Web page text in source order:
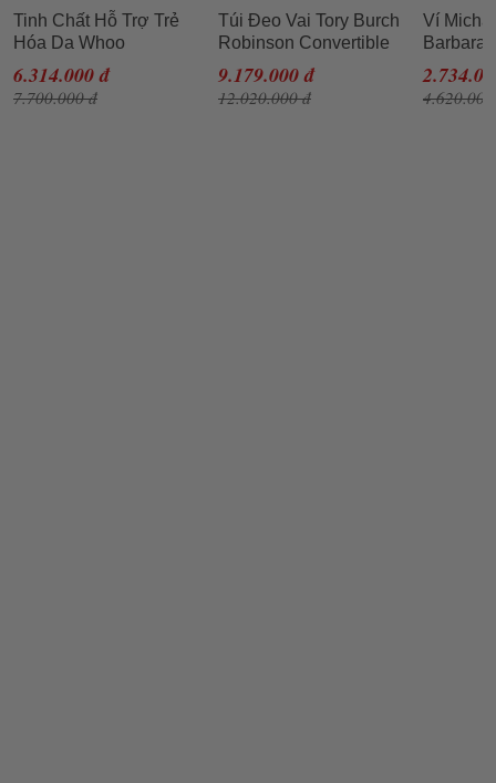
Tinh Chất Hỗ Trợ Trẻ
Hóa Da Whoo
Cheonyuldan
Regenerating Essence
6.314.000 đ
7.700.000 đ
Túi Đeo Vai Tory Burch
Robinson Convertible
Shoulder Bag- Tramonto
Cho Nữ
9.179.000 đ
12.020.000 đ
Ví
Barbara
Metallic
Rose